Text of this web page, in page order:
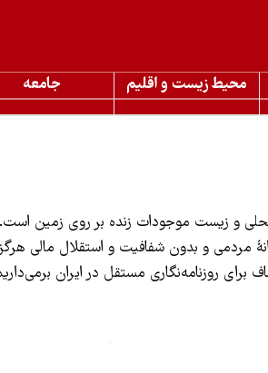
محیط زیست و اقلیم جامعه
و زیست موجودات زنده بر روی زمین
مردمی و بدون شفافیت و استقلال مالی
روزنامه‌نگاری مستقل در ایران